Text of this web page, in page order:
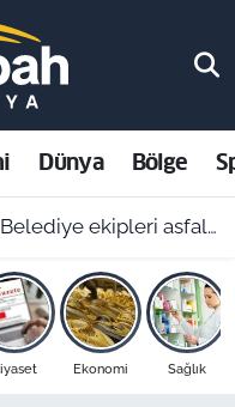
Dünya Bölge
asfalt mesaisini sürdürüyor
Ekonomi Sağlık
Fikstür